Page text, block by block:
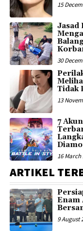
15
Jasad
30
Tidak
13
7
16 March
ARTIKEL
Enam
9 August